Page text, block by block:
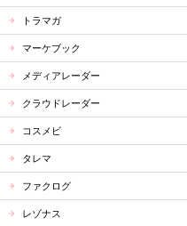
トラマガ
マーケブック
メディアレーダー
クラウドレーダー
コスメビ
タレマ
ファクログ
レゾナス